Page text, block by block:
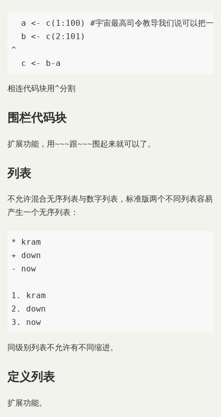
a <- c(1:100) #宇宙最高司令教导我们说可以把一行
  b <- c(2:101)
^
  c <- b-a
相连代码块用 ^分割
围栏代码块
扩展功能，用~~~跟~~~围起来就可以了。
列表
不允许混合无序列表与数字列表，标准版两个不同列表容易
产生一个无序列表：
* kram
+ down
- now
1. kram
2. down
3. now
同级别列表不允许有不同缩进。
定义列表
扩展功能。